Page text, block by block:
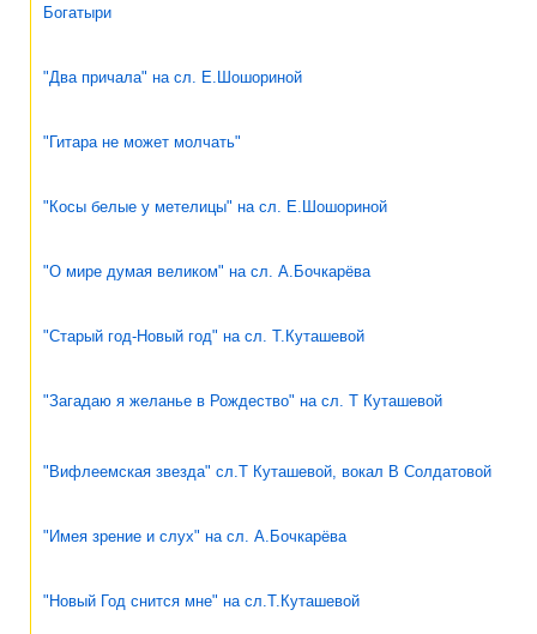
Богатыри
"Два причала" на сл. Е.Шошориной
"Гитара не может молчать"
"Косы белые у метелицы" на сл. Е.Шошориной
"О мире думая великом" на сл. А.Бочкарёва
"Старый год-Новый год" на сл. Т.Куташевой
"Загадаю я желанье в Рождество" на сл. Т Куташевой
"Вифлеемская звезда" сл.Т Куташевой, вокал В Солдатовой
"Имея зрение и слух" на сл. А.Бочкарёва
"Новый Год снится мне" на сл.Т.Куташевой